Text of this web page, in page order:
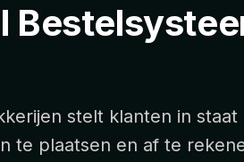
stelt klanten in
te plaatsen en af te